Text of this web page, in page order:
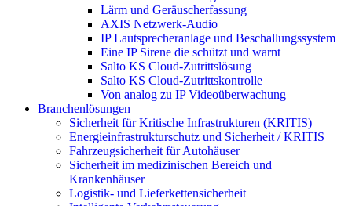
Lärm und Geräuscherfassung
AXIS Netzwerk-Audio
IP Lautsprecheranlage und Beschallungssystem
Eine IP Sirene die schützt und warnt
Salto KS Cloud-Zutrittslösung
Salto KS Cloud-Zutrittskontrolle
Von analog zu IP Videoüberwachung
Branchenlösungen
Sicherheit für Kritische Infrastrukturen (KRITIS)
Energieinfrastrukturschutz und Sicherheit / KRITIS
Fahrzeugsicherheit für Autohäuser
Sicherheit im medizinischen Bereich und
Krankenhäuser
Logistik- und Lieferkettensicherheit